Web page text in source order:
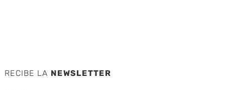
RECIBE LA NEWSLETTER